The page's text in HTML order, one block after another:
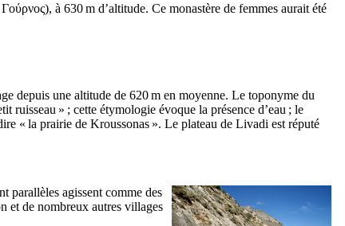
), à 630 m d’altitude. Ce monastère de femmes aurait été
depuis une altitude de 620 m en moyenne. Le toponyme du
ruisseau » ; cette étymologie évoque la présence d’eau ; le
« la prairie de Kroussonas ». Le plateau de Livadi est réputé
parallèles agissent comme des
et de nombreux autres villages